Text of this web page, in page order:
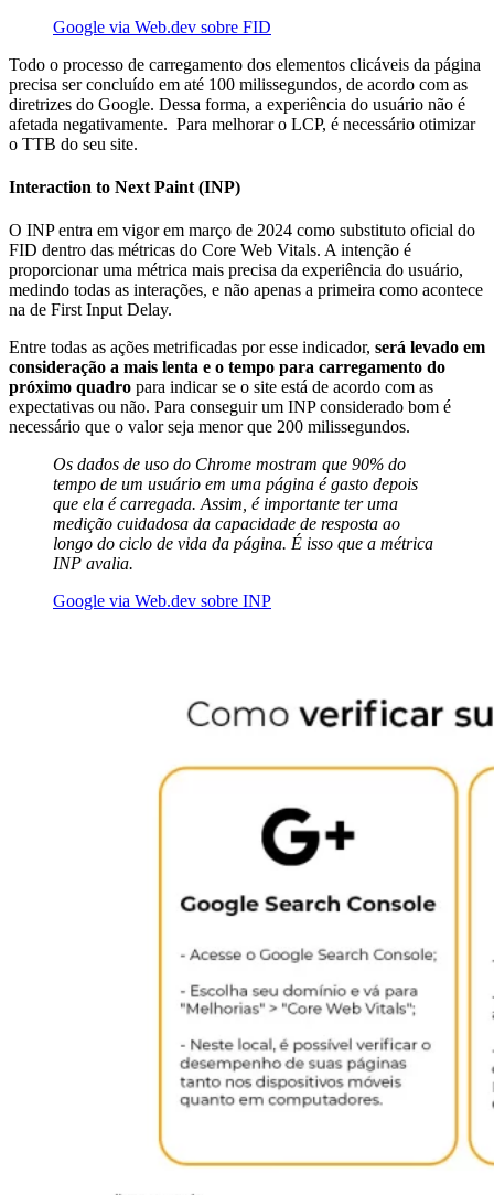
Google via Web.dev sobre FID
Todo o processo de carregamento dos elementos clicáveis da página
precisa ser concluído em até 100 milissegundos, de acordo com as
diretrizes do Google. Dessa forma, a experiência do usuário não é
afetada negativamente. Para melhorar o LCP, é necessário otimizar
o TTB do seu site.
Interaction to Next Paint (INP)
O INP entra em vigor em março de 2024 como substituto oficial do
FID dentro das métricas do Core Web Vitals. A intenção é
proporcionar uma métrica mais precisa da experiência do usuário,
medindo todas as interações, e não apenas a primeira como acontece
na de First Input Delay.
Entre todas as ações metrificadas por esse indicador, será levado em
consideração a mais lenta e o tempo para carregamento do
próximo quadro para indicar se o site está de acordo com as
expectativas ou não. Para conseguir um INP considerado bom é
necessário que o valor seja menor que 200 milissegundos.
Os dados de uso do Chrome mostram que 90% do
tempo de um usuário em uma página é gasto depois
que ela é carregada. Assim, é importante ter uma
medição cuidadosa da capacidade de resposta ao
longo do ciclo de vida da página. É isso que a métrica
INP avalia.
Google via Web.dev sobre INP